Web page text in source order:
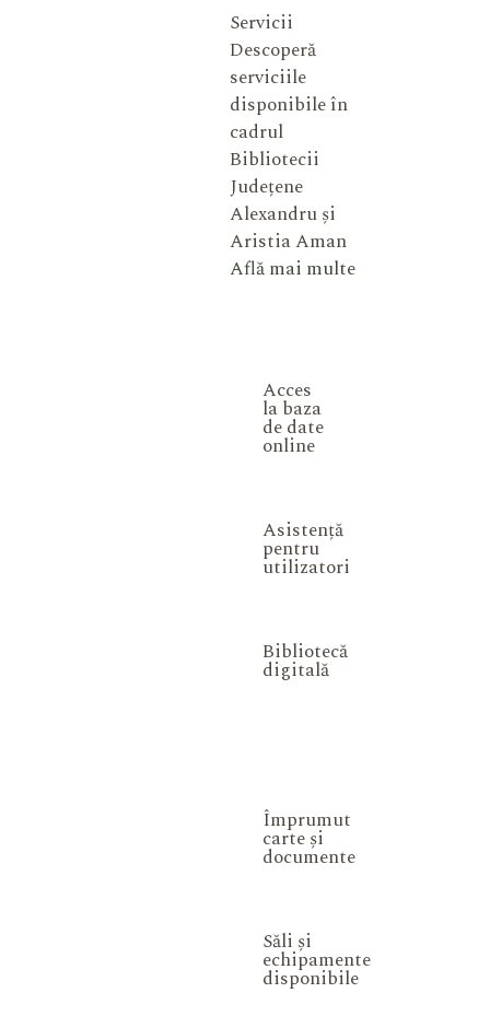
Servicii
Descoperă
serviciile
disponibile în
cadrul
Bibliotecii
Județene
Alexandru și
Aristia Aman
Află mai multe
Acces
la baza
de date
online
Asistență
pentru
utilizatori
Bibliotecă
digitală
Împrumut
carte și
documente
Săli și
echipamente
disponibile